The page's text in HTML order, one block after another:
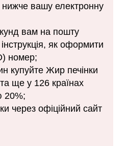
нижче вашу електронну
вам на пошту
як оформити
номер;
купуйте Жир печінки
ще у 126 країнах
20%;
через офіційний сайт